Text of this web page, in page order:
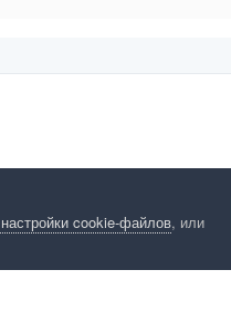
лидеров Администрация
cookie-файлов, или